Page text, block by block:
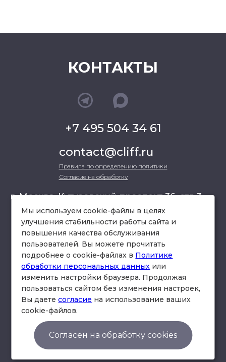
КОНТАКТЫ
+7 495 504 34 61
contact@cliff.ru
Правила по определению политики
Согласие на обработку
г. Москва, Кутузовский проспект 36, стр.3 ,
офис 301
схема проезда
© Юридическая фирма «Клифф».
Согласие на обработку
Мы используем cookie-файлы в целях
улучшения стабильности работы сайта и
повышения качества обслуживания
пользователей. Вы можете прочитать
подробнее о cookie-файлах в Политике
обработки персональных данных или
изменить настройки браузера. Продолжая
пользоваться сайтом без изменения настроек,
Вы даетесогласие на использование ваших
cookie-файлов.
Согласен на обработку cookies